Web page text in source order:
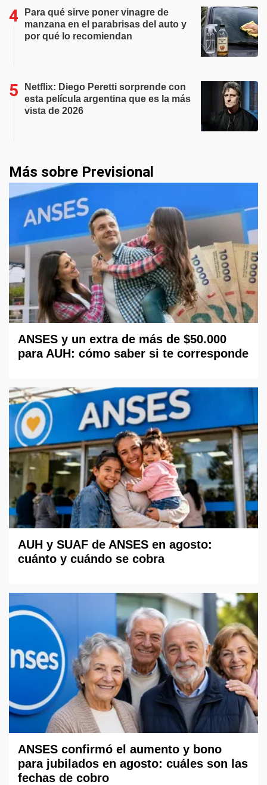
Para qué sirve poner vinagre de
manzana en el parabrisas del auto y
por qué lo recomiendan
Netflix: Diego Peretti sorprende con
esta película argentina que es la más
vista de 2026
Más sobre Previsional
ANSES y un extra de más de $50.000
para AUH: cómo saber si te corresponde
AUH y SUAF de ANSES en agosto:
cuánto y cuándo se cobra
ANSES confirmó el aumento y bono
para jubilados en agosto: cuáles son las
fechas de cobro